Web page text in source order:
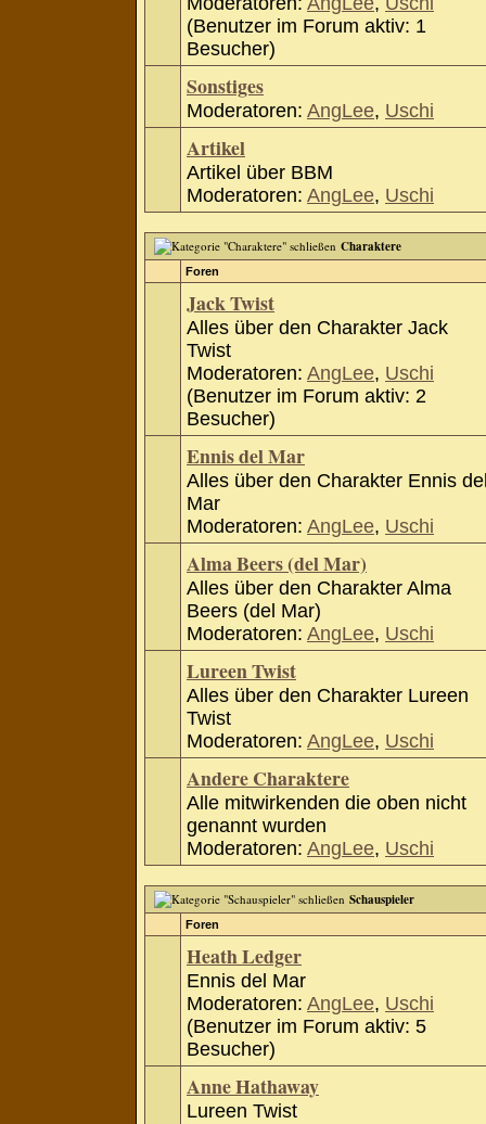
(Benutzer im Forum aktiv: 1
Besucher)
Sonstiges
Moderatoren: AngLee, Uschi
Artikel
Artikel über BBM
Moderatoren: AngLee, Uschi
Charaktere
Foren
Jack Twist
Alles über den Charakter Jack
Twist
Moderatoren: AngLee, Uschi
(Benutzer im Forum aktiv: 2
Besucher)
Ennis del Mar
Alles über den Charakter Ennis
Mar
Moderatoren: AngLee, Uschi
Alma Beers (del Mar)
Alles über den Charakter Alma
Beers (del Mar)
Moderatoren: AngLee, Uschi
Lureen Twist
Alles über den Charakter Lureen
Twist
Moderatoren: AngLee, Uschi
Andere Charaktere
Alle mitwirkenden die oben nicht
genannt wurden
Moderatoren: AngLee, Uschi
Schauspieler
Foren
Heath Ledger
Ennis del Mar
Moderatoren: AngLee, Uschi
(Benutzer im Forum aktiv: 5
Besucher)
Anne Hathaway
Lureen Twist